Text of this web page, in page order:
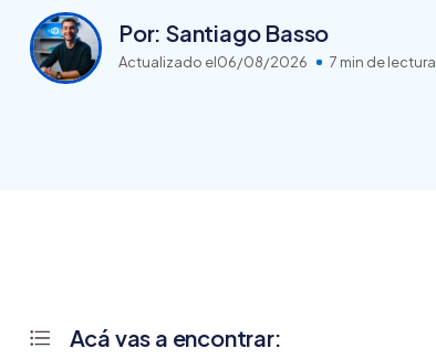
Por: Santiago Basso
Actualizado el06/08/2026 7 min de lectura
Acá vas a encontrar: